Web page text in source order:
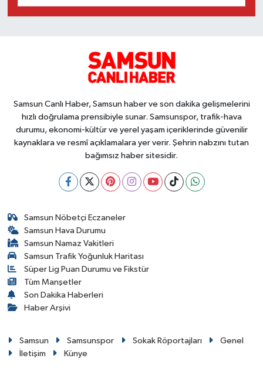
Samsun Canlı Haber, Samsun haber ve son dakika gelişmelerini
hızlı doğrulama prensibiyle sunar. Samsunspor, trafik-hava
durumu, ekonomi-kültür ve yerel yaşam içeriklerinde güvenilir
kaynaklara ve resmî açıklamalara yer verir. Şehrin nabzını tutan
bağımsız haber sitesidir.
Samsun Nöbetçi Eczaneler
Samsun Hava Durumu
Samsun Namaz Vakitleri
Samsun Trafik Yoğunluk Haritası
Süper Lig Puan Durumu ve Fikstür
Tüm Manşetler
Son Dakika Haberleri
Haber Arşivi
Samsun Samsunspor Sokak Röportajları
Genel
İletişim
Künye